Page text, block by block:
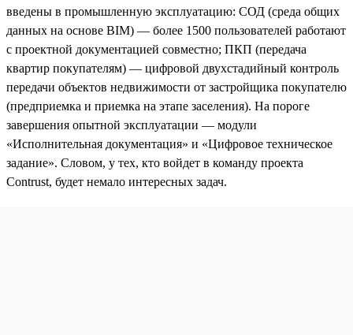
введены в промышленную эксплуатацию: СОД (среда общих
данных на основе BIM) — более 1500 пользователей работают
с проектной документацией совместно; ПКП (передача
квартир покупателям) — цифровой двухстадийный контроль
передачи объектов недвижимости от застройщика покупателю
(предприемка и приемка на этапе заселения). На пороге
завершения опытной эксплуатации — модули
«Исполнительная документация» и «Цифровое техническое
задание». Словом, у тех, кто войдет в команду проекта
Contrust, будет немало интересных задач.